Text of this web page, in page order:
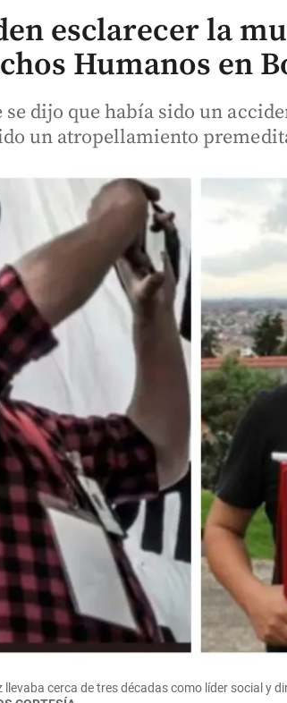
esclarecer la
Humanos en
dijo que había sido un
un atropellamiento
llevaba cerca de tres décadas como líder social y